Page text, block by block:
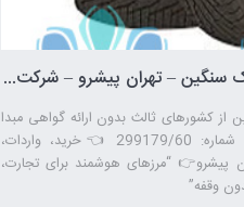
ضوابط واردات لاستیک سنگین – تهران پیشرو – شرکت ترخیص کالا
از کشورهای ثالث بدون ارائه گواهی مبدا
تولید تاریخ: 21/11/1397 شماره: 299179/60 👈خرید، واردات،
پیشرو👉 “مرزهای هوشمند برای تجارت،
وقفه”